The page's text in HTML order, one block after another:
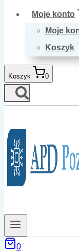
Moje konto
Moje
Koszyk
Koszyk 0
0